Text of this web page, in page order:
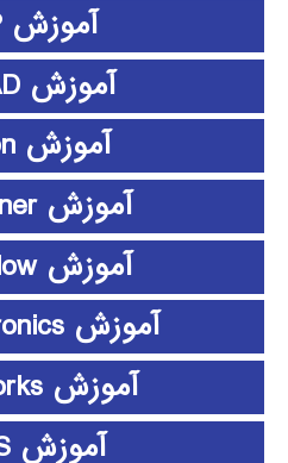
آموزش PHP
آموزش PSCAD
آموزش python
آموزش rapidminer
آموزش ShowFlow
آموزش SimElectronics
آموزش SolidWorks
آموزش SPSS